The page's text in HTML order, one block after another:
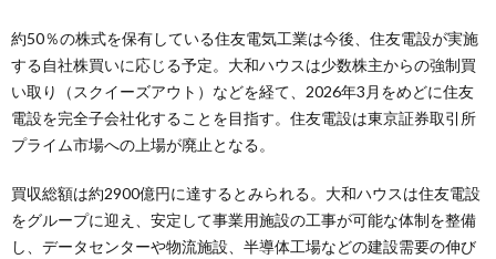
約50％の株式を保有している住友電気工業は今後、住友電設が実施
する自社株買いに応じる予定。大和ハウスは少数株主からの強制買
い取り（スクイーズアウト）などを経て、2026年3月をめどに住友
電設を完全子会社化することを目指す。住友電設は東京証券取引所
プライム市場への上場が廃止となる。
買収総額は約2900億円に達するとみられる。大和ハウスは住友電設
をグループに迎え、安定して事業用施設の工事が可能な体制を整備
し、データセンターや物流施設、半導体工場などの建設需要の伸び